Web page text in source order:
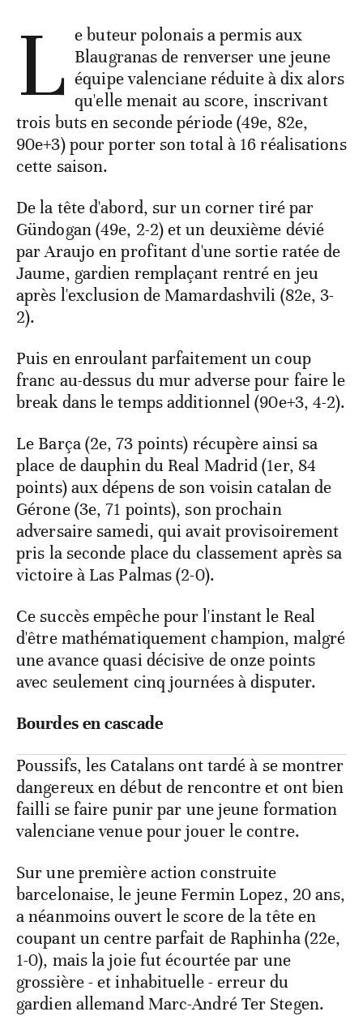
L e buteur polonais a permis aux
Blaugranas de renverser une jeune
équipe valenciane réduite à dix alors
qu'elle menait au score, inscrivant
trois buts en seconde période (49e, 82e,
90e+3) pour porter son total à 16 réalisations
cette saison.
De la tête d'abord, sur un corner tiré par
Gündogan (49e, 2-2) et un deuxième dévié
par Araujo en profitant d'une sortie ratée de
Jaume, gardien remplaçant rentré en jeu
après l'exclusion de Mamardashvili (82e, 3-
2).
Puis en enroulant parfaitement un coup
franc au-dessus du mur adverse pour faire le
break dans le temps additionnel (90e+3, 4-2).
Le Barça (2e, 73 points) récupère ainsi sa
place de dauphin du Real Madrid (1er, 84
points) aux dépens de son voisin catalan de
Gérone (3e, 71 points), son prochain
adversaire samedi, qui avait provisoirement
pris la seconde place du classement après sa
victoire à Las Palmas (2-0).
Ce succès empêche pour l'instant le Real
d'être mathématiquement champion, malgré
une avance quasi décisive de onze points
avec seulement cinq journées à disputer.
Bourdes en cascade
Poussifs, les Catalans ont tardé à se montrer
dangereux en début de rencontre et ont bien
failli se faire punir par une jeune formation
valenciane venue pour jouer le contre.
Sur une première action construite
barcelonaise, le jeune Fermin Lopez, 20 ans,
a néanmoins ouvert le score de la tête en
coupant un centre parfait de Raphinha (22e,
1-0), mais la joie fut écourtée par une
grossière - et inhabituelle - erreur du
gardien allemand Marc-André Ter Stegen.